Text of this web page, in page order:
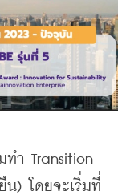
ำ Transition
น) โดยจะเริ่มที่